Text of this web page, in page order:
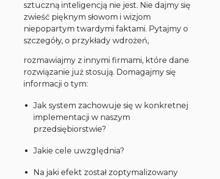
sztuczną inteligencją nie jest. Nie dajmy się
zwieść pięknym słowom i wizjom
niepopartym twardymi faktami. Pytajmy o
szczegóły, o przykłady wdrożeń,
rozmawiajmy z innymi firmami, które dane
rozwiązanie już stosują. Domagajmy się
informacji o tym:
Jak system zachowuje się w konkretnej
implementacji w naszym
przedsiębiorstwie?
Jakie cele uwzględnia?
Na jaki efekt został zoptymalizowany